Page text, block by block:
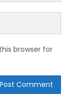
browser for